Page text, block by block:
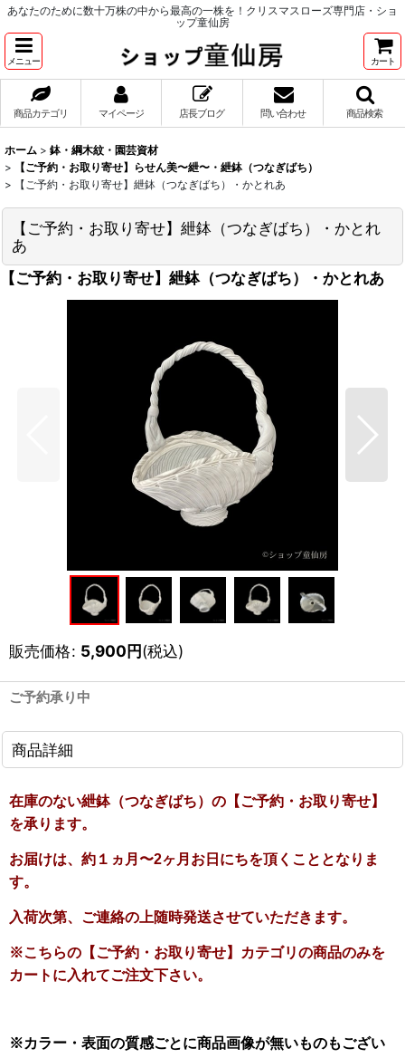
あなたのために数十万株の中から最高の一株を！クリスマスローズ専門店・ショ
ップ童仙房
メニュー カート
商品カテゴリ マイページ 店長ブログ 問い合わせ 商品検索
ホーム > 鉢・綱木紋・園芸資材
>
【ご予約・お取り寄せ】らせん美〜紲〜・紲鉢（つなぎばち）
>
【ご予約・お取り寄せ】紲鉢（つなぎばち）・かとれあ
【ご予約・お取り寄せ】紲鉢（つなぎばち）・かとれ
あ
【ご予約・お取り寄せ】紲鉢（つなぎばち）・かとれあ
販売価格: 5,900円(税込)
ご予約承り中
商品詳細
在庫のない紲鉢（つなぎばち）の【ご予約・お取り寄せ】
を承ります。
お届けは、約１ヵ月〜2ヶ月お日にちを頂くこととなりま
す。
入荷次第、ご連絡の上随時発送させていただきます。
※こちらの【ご予約・お取り寄せ】カテゴリの商品のみを
カートに入れてご注文下さい。
※カラー・表面の質感ごとに商品画像が無いものもござい